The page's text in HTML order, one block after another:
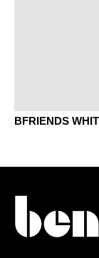
BFRIENDS